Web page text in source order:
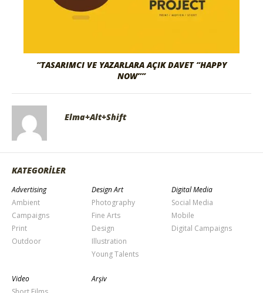
“TASARIMCI VE YAZARLARA AÇIK DAVET “HAPPY
NOW””
Elma+Alt+Shift
KATEGORİLER
Advertising
Ambient
Campaigns
Print
Outdoor
Design Art
Photography
Fine Arts
Design
Illustration
Young Talents
Digital Media
Social Media
Mobile
Digital Campaigns
Video
Arşiv